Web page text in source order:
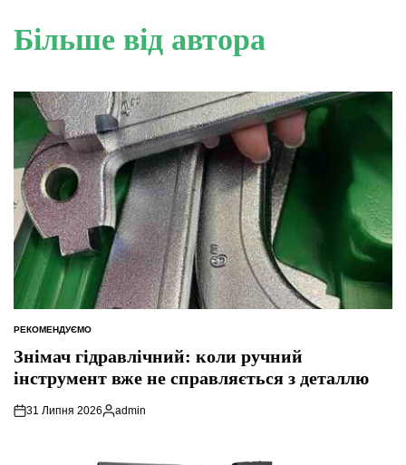
Більше від автора
ОПУБЛІКУВАТИ
У
РЕКОМЕНДУЄМО
Знімач гідравлічний: коли ручний
інструмент вже не справляється з деталлю
31 Липня 2026
Опубліковано
admin